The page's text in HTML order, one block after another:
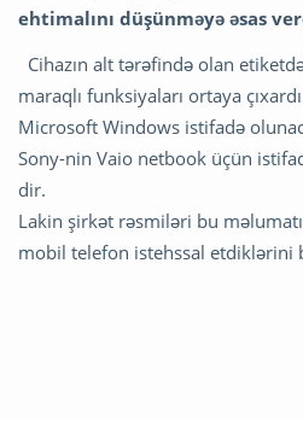
ehtimalını düşünməyə əsas
Cihazın alt tərəfində olan
maraqlı funksiyaları ortaya
Microsoft Windows istifadə
Sony-nin Vaio netbook üçün
dir.
Lakin şirkət rəsmiləri bu
mobil telefon istehssal etdiklərini